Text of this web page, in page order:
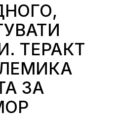
ТЕРАКТ
ЗА